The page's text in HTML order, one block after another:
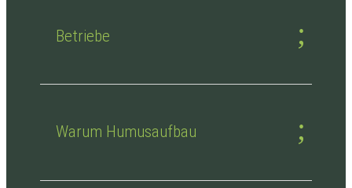
Betriebe
Warum Humusaufbau